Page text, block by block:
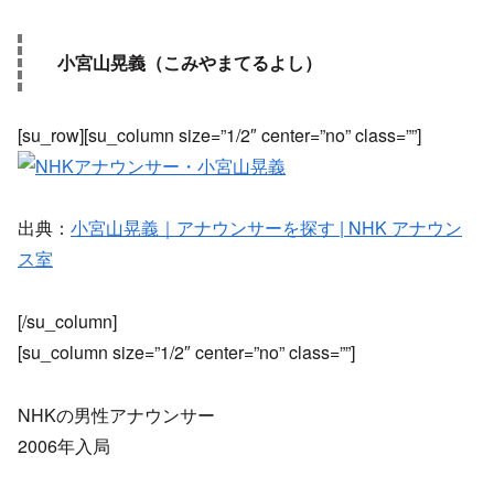
小宮山晃義（こみやまてるよし）
[su_row][su_column size=”1/2″ center=”no” class=””]
出典： 小宮山晃義｜アナウンサーを探す | NHK アナウン
ス室
[/su_column]
[su_column size=”1/2″ center=”no” class=””]
NHKの男性アナウンサー
2006年入局